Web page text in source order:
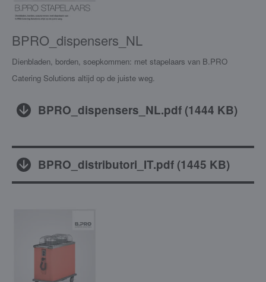
BPRO_dispensers_NL
Dienbladen, borden, soepkommen: met stapelaars van B.PRO
Catering Solutions altijd op de juiste weg.
BPRO_dispensers_NL.pdf (1444 KB)
BPRO_distributori_IT.pdf (1445 KB)